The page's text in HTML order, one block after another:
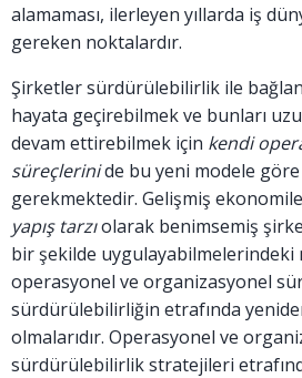
alamaması, ilerleyen yıllarda iş
gereken noktalardır.
Şirketler sürdürülebilirlik ile
hayata geçirebilmek ve bunları
devam ettirebilmek için kendi
süreçlerinide bu yeni modele göre
gerekmektedir. Gelişmiş
yapış tarzıolarak benimsemiş
bir şekilde uygulayabilmelerindeki
operasyonel ve organizasyonel
sürdürülebilirliğin etrafında
olmalarıdır. Operasyonel ve
sürdürülebilirlik stratejileri